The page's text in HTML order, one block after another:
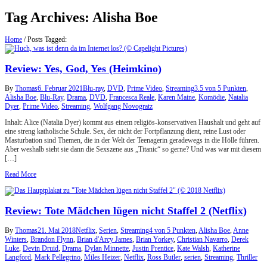
Tag Archives: Alisha Boe
Home /Posts Tagged:
Review: Yes, God, Yes (Heimkino)
By Thomas6. Februar 2021Blu-ray, DVD, Prime Video, Streaming3.5 von 5 Punkten,
Alisha Boe, Blu-Ray, Drama, DVD, Francesca Reale, Karen Maine, Komödie, Natalia
Dyer, Prime Video, Streaming, Wolfgang Novogratz
Inhalt: Alice (Natalia Dyer) kommt aus einem religiös-konservativen Haushalt und geht auf
eine streng katholische Schule. Sex, der nicht der Fortpflanzung dient, reine Lust oder
Masturbation sind Themen, die in der Welt der Teenagerin geradewegs in die Hölle führen.
Aber weshalb sieht sie dann die Sexszene aus „Titanic“ so gerne? Und was war mit diesem
[…]
Read More
Review: Tote Mädchen lügen nicht Staffel 2 (Netflix)
By Thomas21. Mai 2018Netflix, Serien, Streaming4 von 5 Punkten,Alisha Boe,Anne
Winters, Brandon Flynn, Brian d'Arcy James, Brian Yorkey, Christian Navarro, Derek
Luke, Devin Druid, Drama, Dylan Minnette, Justin Prentice, Kate Walsh, Katherine
Langford, Mark Pellegrino, Miles Heizer, Netflix, Ross Butler, serien, Streaming, Thriller